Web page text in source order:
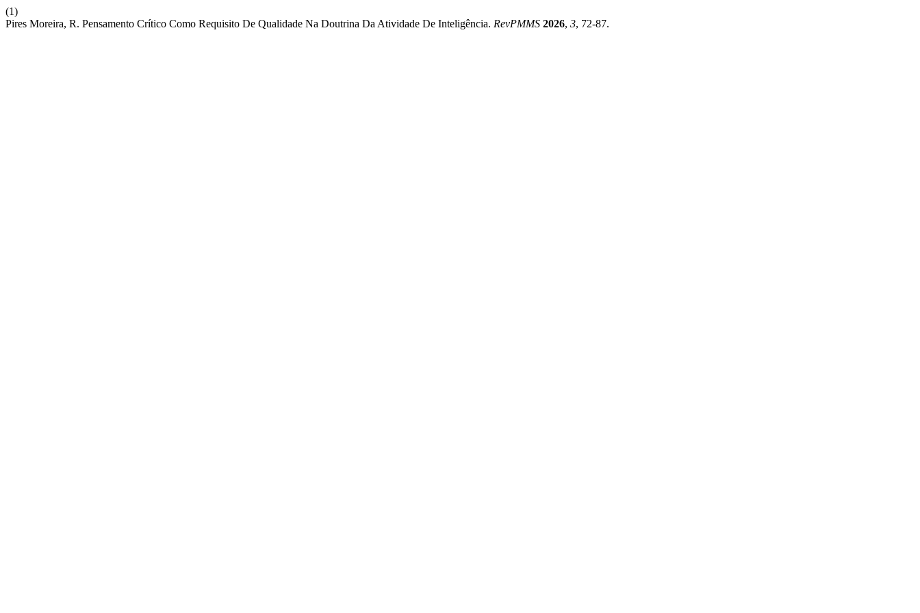
(1)
Pires Moreira, R. Pensamento Crítico Como Requisito De Qualidade Na Doutrina Da Atividade De Inteligência. RevPMMS 2026, 3, 72-87.